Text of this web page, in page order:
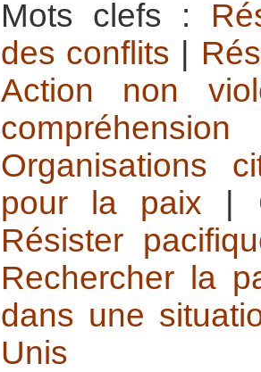
Mots clefs :
des conflits
Action non
Organisations
pour la paix
Résister
Rechercher la
dans une
Unis